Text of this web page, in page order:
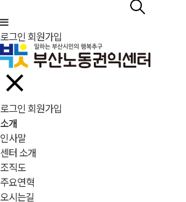
로그인 회원가입
로그인 회원가입
소개
인사말
센터 소개
조직도
주요연혁
오시는길